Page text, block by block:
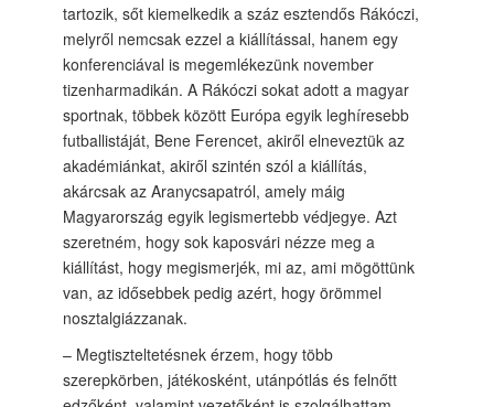
tartozik, sőt kiemelkedik a száz esztendős Rákóczi,
melyről nemcsak ezzel a kiállítással, hanem egy
konferenciával is megemlékezünk november
tizenharmadikán. A Rákóczi sokat adott a magyar
sportnak, többek között Európa egyik leghíresebb
futballistáját, Bene Ferencet, akiről elneveztük az
akadémiánkat, akiről szintén szól a kiállítás,
akárcsak az Aranycsapatról, amely máig
Magyarország egyik legismertebb védjegye. Azt
szeretném, hogy sok kaposvári nézze meg a
kiállítást, hogy megismerjék, mi az, ami mögöttünk
van, az idősebbek pedig azért, hogy örömmel
nosztalgiázzanak.
– Megtiszteltetésnek érzem, hogy több
szerepkörben, játékosként, utánpótlás és felnőtt